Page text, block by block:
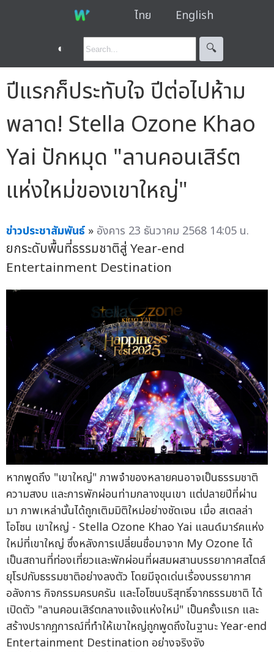
ไทย English
◐ 🔍︎
ปีแรกก็ประทับใจ ปีต่อไปห้าม
พลาด! Stella Ozone Khao
Yai ปักหมุด "ลานคอนเสิร์ต
แห่งใหม่ของเขาใหญ่"
ข่าวประชาสัมพันธ์ » อังคาร 23 ธันวาคม 2568 14:05 น.
ยกระดับพื้นที่ธรรมชาติสู่ Year-end
Entertainment Destination
หากพูดถึง "เขาใหญ่" ภาพจำของหลายคนอาจเป็นธรรมชาติ
ความสงบ และการพักผ่อนท่ามกลางขุนเขา แต่ปลายปีที่ผ่าน
มา ภาพเหล่านั้นได้ถูกเติมมิติใหม่อย่างชัดเจน เมื่อ สเตลล่า
โอโซน เขาใหญ่ - Stella Ozone Khao Yai แลนด์มาร์คแห่ง
ใหม่ที่เขาใหญ่ ซึ่งหลังการเปลี่ยนชื่อมาจาก My Ozone ได้
เป็นสถานที่ท่องเที่ยวและพักผ่อนที่ผสมผสานบรรยากาศสไตล์
ยุโรปกับธรรมชาติอย่างลงตัว โดยมีจุดเด่นเรื่องบรรยากาศ
อลังการ กิจกรรมครบครัน และโอโซนบริสุทธิ์จากธรรมชาติ ได้
เปิดตัว "ลานคอนเสิร์ตกลางแจ้งแห่งใหม่" เป็นครั้งแรก และ
สร้างปรากฏการณ์ที่ทำให้เขาใหญ่ถูกพูดถึงในฐานะ Year-end
Entertainment Destination อย่างจริงจัง